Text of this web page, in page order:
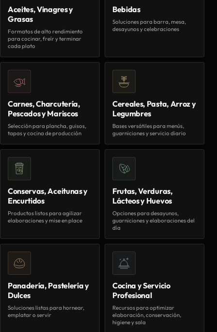
Aceites, Vinagres y
Grasas
Formatos de alto rendimiento
para cocinar, freír y terminar
cada plato
Bebidas
Soluciones para barra, mesa,
desayunos y celebraciones
Carnes, Charcutería,
Pescados y Mariscos
Selección para plancha, guisos,
tapas y cocina de producción
Cereales, Pasta, Arroz y
Legumbres
Bases versátiles para menús,
guarniciones y servicio diario
Conservas, Aceitunas y
Encurtidos
Productos listos para agilizar
elaboraciones y mise en place
Frutas, Verduras,
Lácteos y Huevos
Opciones para desayunos,
guarniciones y elaboraciones del
día
Panadería, Pastelería y
Dulces
Soluciones listas para hornear,
emplatar o servir
Cocina y Servicio
Profesional
Recursos para optimizar
elaboración, conservación,
higiene y sala